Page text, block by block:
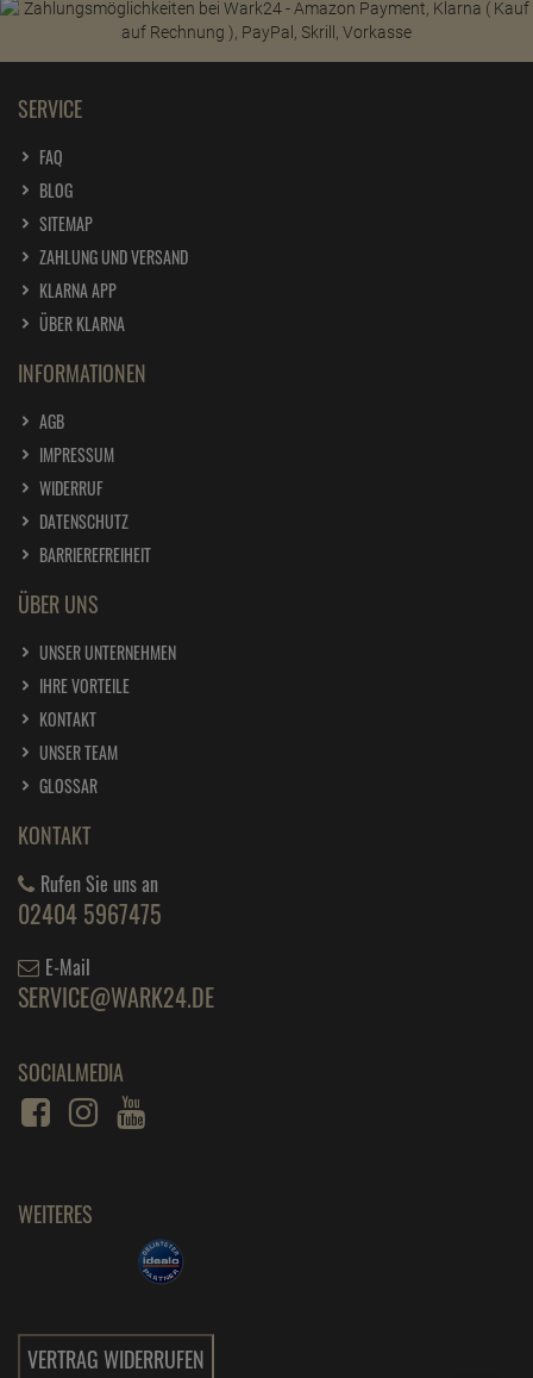
SERVICE
FAQ
BLOG
SITEMAP
ZAHLUNG UND VERSAND
KLARNA APP
ÜBER KLARNA
INFORMATIONEN
AGB
IMPRESSUM
WIDERRUF
DATENSCHUTZ
BARRIEREFREIHEIT
ÜBER UNS
UNSER UNTERNEHMEN
IHRE VORTEILE
KONTAKT
UNSER TEAM
GLOSSAR
KONTAKT
Rufen Sie uns an
02404 5967475
E-Mail
SERVICE@WARK24.DE
SOCIALMEDIA
WEITERES
VERTRAG WIDERRUFEN